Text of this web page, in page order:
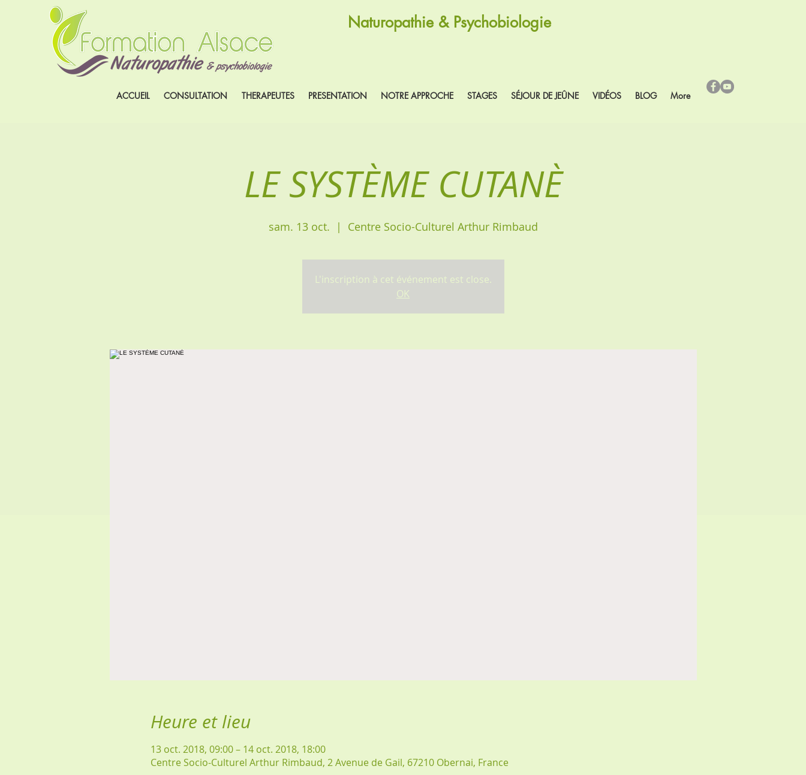
Naturopathie & Psychobiologie
ACCUEIL CONSULTATION THERAPEUTES PRESENTATION NOTRE APPROCHE STAGES SÉJOUR DE JEÛNE VIDÉOS BLOG More
LE SYSTÈME CUTANÈ
sam. 13 oct.
  |
Centre Socio-Culturel Arthur Rimbaud
L'inscription à cet événement est close.
OK
Heure et lieu
13 oct. 2018, 09:00 – 14 oct. 2018, 18:00
Centre Socio-Culturel Arthur Rimbaud, 2 Avenue de Gail, 67210 Obernai, France